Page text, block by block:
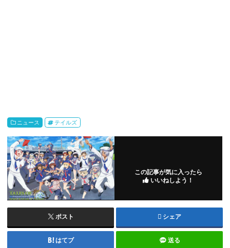
ニュース テイルズ
この記事が気に入ったら
いいねしよう！
ポスト シェア
はてブ 送る